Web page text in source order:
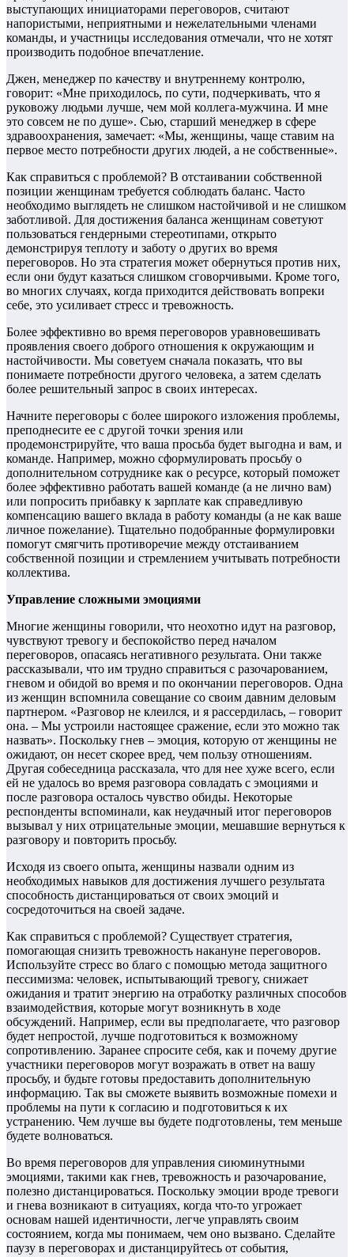
выступающих инициаторами переговоров, считают
напористыми, неприятными и нежелательными членами
команды, и участницы исследования отмечали, что не хотят
производить подобное впечатление.
Джен, менеджер по качеству и внутреннему контролю,
говорит: «Мне приходилось, по сути, подчеркивать, что я
руковожу людьми лучше, чем мой коллега-мужчина. И мне
это совсем не по душе». Сью, старший менеджер в сфере
здравоохранения, замечает: «Мы, женщины, чаще ставим на
первое место потребности других людей, а не собственные».
Как справиться с проблемой? В отстаивании собственной
позиции женщинам требуется соблюдать баланс. Часто
необходимо выглядеть не слишком настойчивой и не слишком
заботливой. Для достижения баланса женщинам советуют
пользоваться гендерными стереотипами, открыто
демонстрируя теплоту и заботу о других во время
переговоров. Но эта стратегия может обернуться против них,
если они будут казаться слишком сговорчивыми. Кроме того,
во многих случаях, когда приходится действовать вопреки
себе, это усиливает стресс и тревожность.
Более эффективно во время переговоров уравновешивать
проявления своего доброго отношения к окружающим и
настойчивости. Мы советуем сначала показать, что вы
понимаете потребности другого человека, а затем сделать
более решительный запрос в своих интересах.
Начните переговоры с более широкого изложения проблемы,
преподнесите ее с другой точки зрения или
продемонстрируйте, что ваша просьба будет выгодна и вам, и
команде. Например, можно сформулировать просьбу о
дополнительном сотруднике как о ресурсе, который поможет
более эффективно работать вашей команде (а не лично вам)
или попросить прибавку к зарплате как справедливую
компенсацию вашего вклада в работу команды (а не как ваше
личное пожелание). Тщательно подобранные формулировки
помогут смягчить противоречие между отстаиванием
собственной позиции и стремлением учитывать потребности
коллектива.
Управление сложными эмоциями
Многие женщины говорили, что неохотно идут на разговор,
чувствуют тревогу и беспокойство перед началом
переговоров, опасаясь негативного результата. Они также
рассказывали, что им трудно справиться с разочарованием,
гневом и обидой во время и по окончании переговоров. Одна
из женщин вспомнила совещание со своим давним деловым
партнером. «Разговор не клеился, и я рассердилась, – говорит
она. – Мы устроили настоящее сражение, если это можно так
назвать». Поскольку гнев – эмоция, которую от женщины не
ожидают, он несет скорее вред, чем пользу отношениям.
Другая собеседница рассказала, что для нее хуже всего, если
ей не удалось во время разговора совладать с эмоциями и
после разговора осталось чувство обиды. Некоторые
респонденты вспоминали, как неудачный итог переговоров
вызывал у них отрицательные эмоции, мешавшие вернуться к
разговору и повторить просьбу.
Исходя из своего опыта, женщины назвали одним из
необходимых навыков для достижения лучшего результата
способность дистанцироваться от своих эмоций и
сосредоточиться на своей задаче.
Как справиться с проблемой? Существует стратегия,
помогающая снизить тревожность накануне переговоров.
Используйте стресс во благо с помощью метода защитного
пессимизма: человек, испытывающий тревогу, снижает
ожидания и тратит энергию на отработку различных способов
взаимодействия, которые могут возникнуть в ходе
обсуждений. Например, если вы предполагаете, что разговор
будет непростой, лучше подготовиться к возможному
сопротивлению. Заранее спросите себя, как и почему другие
участники переговоров могут возражать в ответ на вашу
просьбу, и будьте готовы предоставить дополнительную
информацию. Так вы сможете выявить возможные помехи и
проблемы на пути к согласию и подготовиться к их
устранению. Чем лучше вы будете подготовлены, тем меньше
будете волноваться.
Во время переговоров для управления сиюминутными
эмоциями, такими как гнев, тревожность и разочарование,
полезно дистанцироваться. Поскольку эмоции вроде тревоги
и гнева возникают в ситуациях, когда что-то угрожает
основам нашей идентичности, легче управлять своим
состоянием, когда мы понимаем, чем оно вызвано. Сделайте
паузу в переговорах и дистанцируйтесь от события,